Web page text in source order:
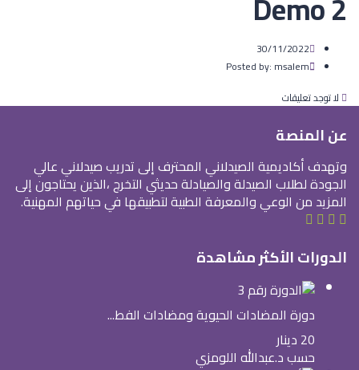
30/11/2022
Posted by: msalem
لا توجد تعليقات
عن المنصة
وتهدف أكاديمية الصيدلاني المحترف إلى تدريب صيدلاني عالي
الجودة لطلاب الصيدلة والصيادلة حديثي التخرج ،الذين يحتاجون إلى
المزيد من الوعي والمعرفة الطبية لتطبيقها في حياتهم المهنية.
الدورات الأكثر مشاهدة
دورة المضادات الحيوية ومضادات الفط...
20 دينار
حسب د.عبدالله اللومزي